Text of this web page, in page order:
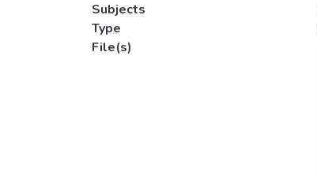
Subjects
Type
File(s)